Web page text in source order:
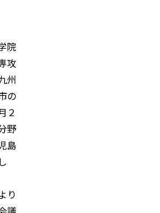
院
攻
州
の
２
野
島
り